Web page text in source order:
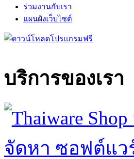
ร่วมงานกับเรา
แผนผังเว็บไซต์
บริการของเรา